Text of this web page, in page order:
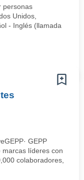
personas
Unidos,
- Inglés (llamada
GEPP
líderes con
colaboradores,